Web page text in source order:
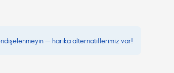
— harika alternatiflerimiz var!